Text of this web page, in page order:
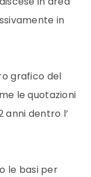
in
grafico del
le quotazioni
dentro l’
le basi per